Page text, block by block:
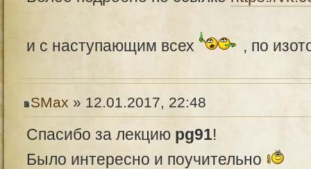
и с наступающим всех , по
SMax » 12.01.2017, 22:48
Спасибо за лекцию pg91!
Было интересно и поучительно